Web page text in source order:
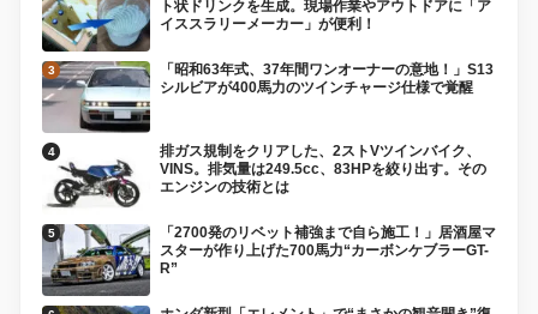
ト状ドリンクを生成。現場作業やアウトドアに「ア
イススラリーメーカー」が便利！
「昭和63年式、37年間ワンオーナーの意地！」S13
シルビアが400馬力のツインチャージ仕様で覚醒
排ガス規制をクリアした、2ストVツインバイク、
VINS。排気量は249.5cc、83HPを絞り出す。その
エンジンの技術とは
「2700発のリベット補強まで自ら施工！」居酒屋マ
スターが作り上げた700馬力“カーボンケブラーGT-
R”